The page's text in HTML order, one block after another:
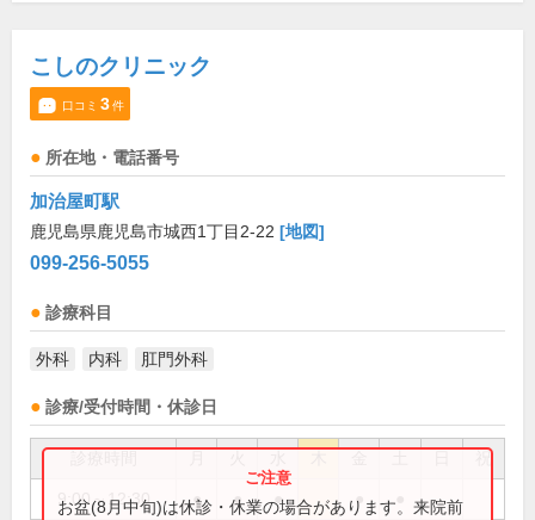
こしのクリニック
口コミ 3件
所在地・電話番号
加治屋町駅
鹿児島県鹿児島市城西1丁目2-22 [地図]
099-256-5055
診療科目
外科 内科 肛門外科
診療/受付時間・休診日
祝
9:00～12:30 ● ● ● ●
お盆(8月中旬)は休診・休業の場合があります。来院前